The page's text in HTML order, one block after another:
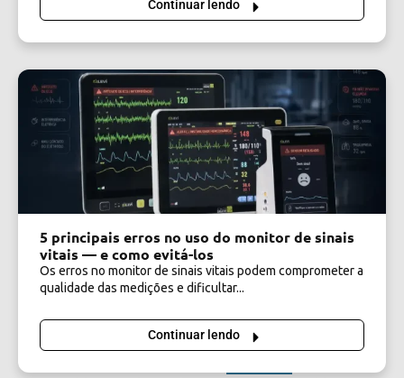
Continuar lendo
5 principais erros no uso do monitor de sinais
vitais — e como evitá-los
Os erros no monitor de sinais vitais podem comprometer a
qualidade das medições e dificultar...
Continuar lendo